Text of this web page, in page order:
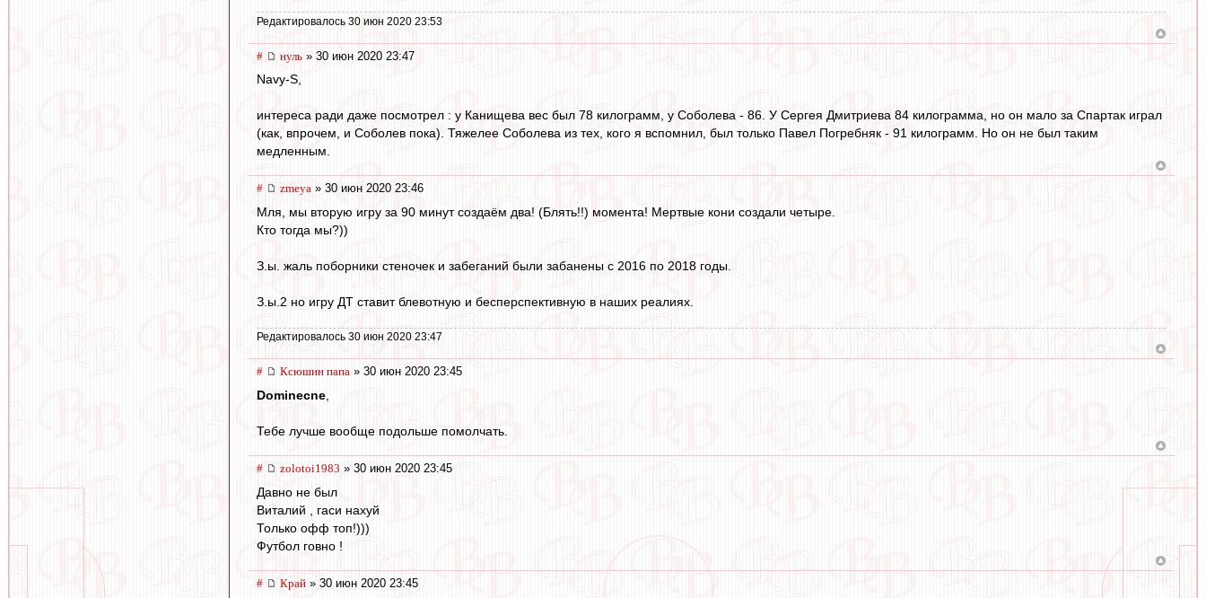
Редактировалось 30 июн 2020 23:53
# нуль » 30 июн 2020 23:47
Navy-S,
интереса ради даже посмотрел : у Канищева вес был 78 килограмм, у Соболева - 86. У Сергея Дмитриева 84 килограмма, но он мало за Спартак играл
(как, впрочем, и Соболев пока). Тяжелее Соболева из тех, кого я вспомнил, был только Павел Погребняк - 91 килограмм. Но он не был таким
медленным.
# zmeya » 30 июн 2020 23:46
Мля, мы вторую игру за 90 минут создаём два! (Блять!!) момента! Мертвые кони создали четыре.
Кто тогда мы?))
З.ы. жаль поборники стеночек и забеганий были забанены с 2016 по 2018 годы.
З.ы.2 но игру ДТ ставит блевотную и бесперспективную в наших реалиях.
Редактировалось 30 июн 2020 23:47
# Ксюшин папа » 30 июн 2020 23:45
Dominecne
Тебе лучше вообще подольше помолчать.
# zolotoi1983 » 30 июн 2020 23:45
Давно не был
Виталий , гаси нахуй
Только офф топ!)))
Футбол говно !
# Край » 30 июн 2020 23:45